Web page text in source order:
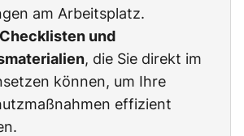
am Arbeitsplatz.
und
, die Sie direkt im
können, um Ihre
effizient